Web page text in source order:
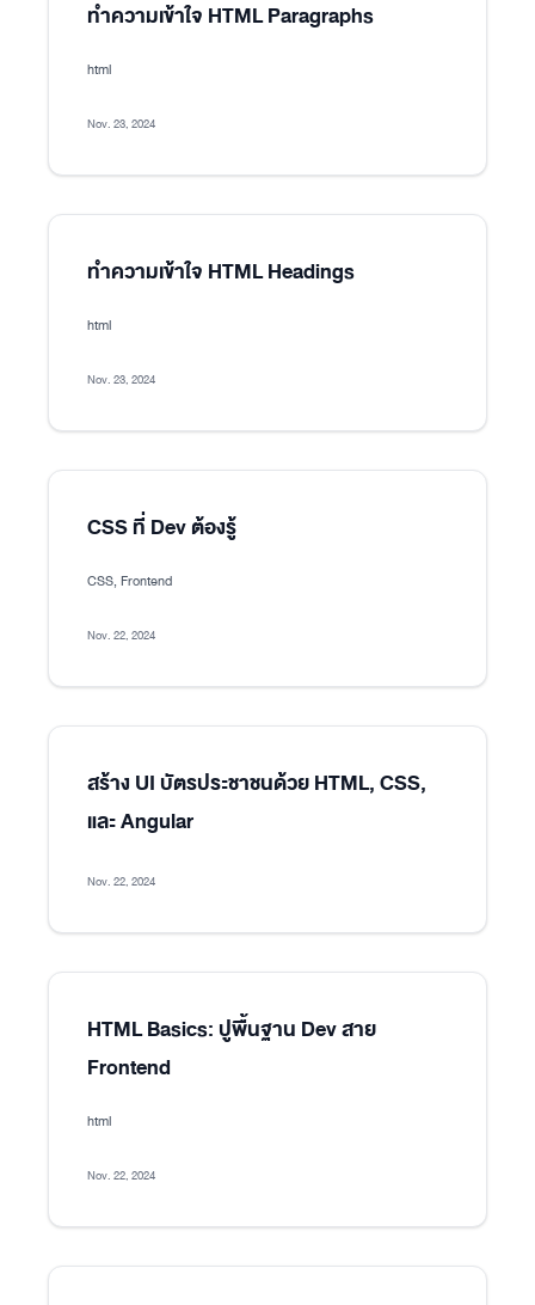
ทำความเข้าใจ HTML Paragraphs
html
Nov. 23, 2024
ทำความเข้าใจ HTML Headings
html
Nov. 23, 2024
CSS ที่ Dev ต้องรู้
CSS, Frontend
Nov. 22, 2024
สร้าง UI บัตรประชาชนด้วย HTML, CSS,
และ Angular
Nov. 22, 2024
HTML Basics: ปูพื้นฐาน Dev สาย
Frontend
html
Nov. 22, 2024